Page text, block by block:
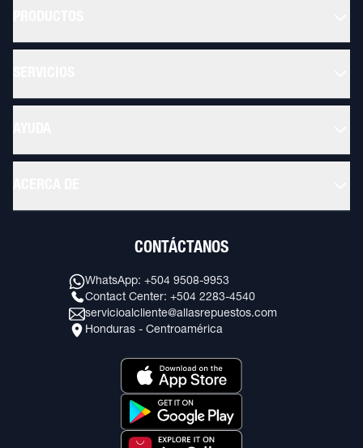
CONTÁCTANOS
WhatsApp: +504 9508-9953
Contact Center: +504 2283-4540
servicioalcliente@allasrepuestos.com
Honduras - Centroamérica